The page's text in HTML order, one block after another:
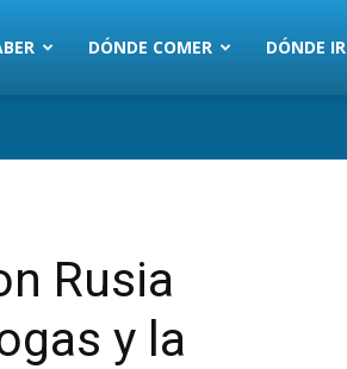
DÓNDE COMER DÓNDE IR
Rusia
y la